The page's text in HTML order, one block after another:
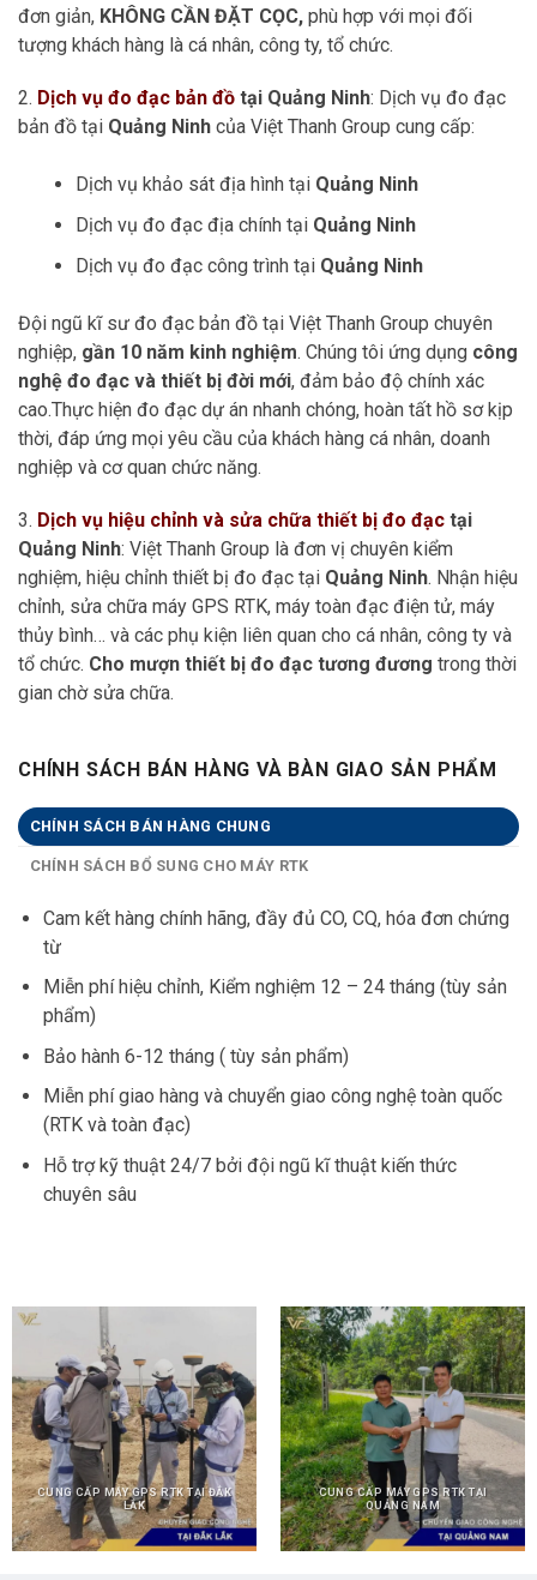
đơn giản, KHÔNG CẦN ĐẶT CỌC, phù hợp với mọi đối
tượng khách hàng là cá nhân, công ty, tổ chức.
2. Dịch vụ đo đạc bản đồ tại Quảng Ninh: Dịch vụ đo đạc
bản đồ tại Quảng Ninh của Việt Thanh Group cung cấp:
Dịch vụ khảo sát địa hình tại Quảng Ninh
Dịch vụ đo đạc địa chính tại Quảng Ninh
Dịch vụ đo đạc công trình tại Quảng Ninh
Đội ngũ kĩ sư đo đạc bản đồ tại Việt Thanh Group chuyên
nghiệp, gần 10 năm kinh nghiệm. Chúng tôi ứng dụng công
nghệ đo đạc và thiết bị đời mới, đảm bảo độ chính xác
cao.Thực hiện đo đạc dự án nhanh chóng, hoàn tất hồ sơ kịp
thời, đáp ứng mọi yêu cầu của khách hàng cá nhân, doanh
nghiệp và cơ quan chức năng.
3. Dịch vụ hiệu chỉnh và sửa chữa thiết bị đo đạc tại
Quảng Ninh: Việt Thanh Group là đơn vị chuyên kiểm
nghiệm, hiệu chỉnh thiết bị đo đạc tại Quảng Ninh. Nhận hiệu
chỉnh, sửa chữa máy GPS RTK, máy toàn đạc điện tử, máy
thủy bình… và các phụ kiện liên quan cho cá nhân, công ty và
tổ chức. Cho mượn thiết bị đo đạc tương đương trong thời
gian chờ sửa chữa.
CHÍNH SÁCH BÁN HÀNG VÀ BÀN GIAO SẢN PHẨM
CHÍNH SÁCH BÁN HÀNG CHUNG
CHÍNH SÁCH BỔ SUNG CHO MÁY RTK
Cam kết hàng chính hãng, đầy đủ CO, CQ, hóa đơn chứng
từ
Miễn phí hiệu chỉnh, Kiểm nghiệm 12 – 24 tháng (tùy sản
phẩm)
Bảo hành 6-12 tháng ( tùy sản phẩm)
Miễn phí giao hàng và chuyển giao công nghệ toàn quốc
(RTK và toàn đạc)
Hỗ trợ kỹ thuật 24/7 bởi đội ngũ kĩ thuật kiến thức
chuyên sâu
CUNG CẤP MÁY GPS RTK TẠI ĐẮK
LẮK
CUNG CẤP MÁY GPS RTK TẠI
QUẢNG NAM